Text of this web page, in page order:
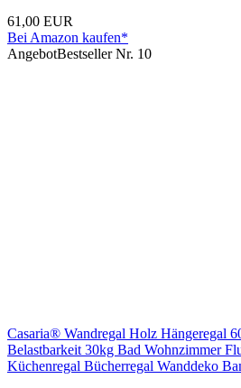
61,00 EUR
Bei Amazon kaufen*
AngebotBestseller Nr. 10
Casaria® Wandregal Holz Hängeregal
Belastbarkeit 30kg Bad Wohnzimmer
Küchenregal Bücherregal Wanddeko